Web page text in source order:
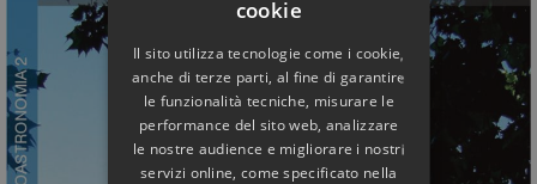
cookie
Il sito utilizza tecnologie come i cookie,
anche di terze parti, al fine di garantire
le funzionalità tecniche, misurare le
performance del sito web, analizzare
le nostre audience e migliorare i nostri
servizi online, come specificato nella